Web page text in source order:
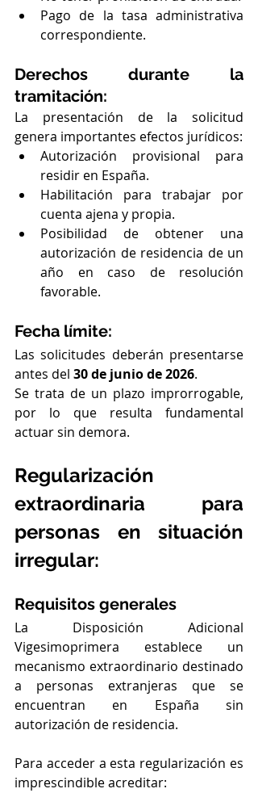
Pago de la tasa administrativa
correspondiente.
Derechos durante la
tramitación:
La presentación de la solicitud
genera importantes efectos jurídicos:
Autorización provisional para
residir en España.
Habilitación para trabajar por
cuenta ajena y propia.
Posibilidad de obtener una
autorización de residencia de un
año en caso de resolución
favorable.
Fecha límite:
Las solicitudes deberán presentarse
antes del 30 de junio de 2026.
Se trata de un plazo improrrogable,
por lo que resulta fundamental
actuar sin demora.
Regularización
extraordinaria para
personas en situación
irregular:
Requisitos generales
La Disposición Adicional
Vigesimoprimera establece un
mecanismo extraordinario destinado
a personas extranjeras que se
encuentran en España sin
autorización de residencia.
Para acceder a esta regularización es
imprescindible acreditar: